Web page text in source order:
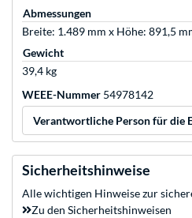
Abmessungen
Breite: 1.489 mm x Höhe: 891,5
Gewicht
39,4 kg
WEEE-Nummer 54978142
Verantwortliche Person für die
Sicherheitshinweise
Alle wichtigen Hinweise zur
Zu den Sicherheitshinweisen